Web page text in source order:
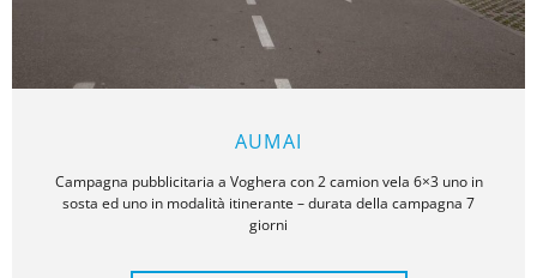
AUMAI
Campagna pubblicitaria a Voghera con 2 camion vela 6×3 uno in
sosta ed uno in modalità itinerante – durata della campagna 7
giorni